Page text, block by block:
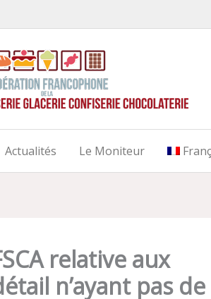
Actualités Le Moniteur
relative aux
n’ayant pas de